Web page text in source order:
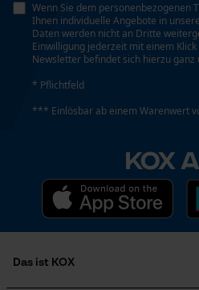
Wenn Sie dem personenbezogenen
Ihnen individuelle Angebote in
Daten werden nicht an Dritte
Einwilligung jederzeit mit einem
Newsletter befindet sich hierzu ganz
* Pflichtfeld
*** Einlösbar ab einem Warenwert
KOX
Das ist KOX